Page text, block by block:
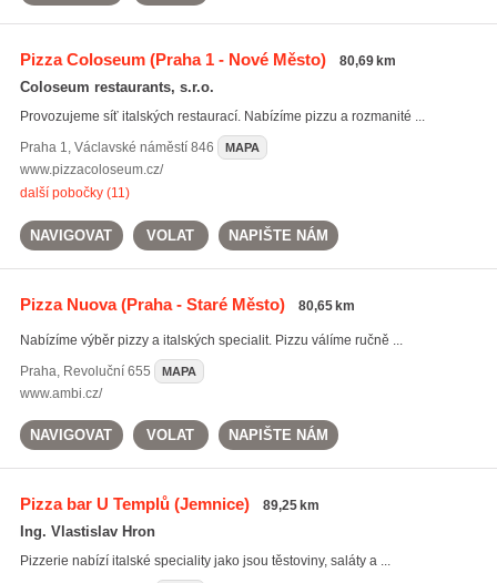
Pizza Coloseum(Praha 1 - Nové Město) 80,69 km
Coloseum restaurants, s.r.o.
Provozujeme síť italských restaurací. Nabízíme pizzu a rozmanité ...
Praha 1, Václavské náměstí 846 MAPA
www.pizzacoloseum.cz/
další pobočky (11)
NAVIGOVAT VOLAT NAPIŠTE NÁM
Pizza Nuova(Praha - Staré Město) 80,65 km
Nabízíme výběr pizzy a italských specialit. Pizzu válíme ručně ...
Praha, Revoluční 655 MAPA
www.ambi.cz/
NAVIGOVAT VOLAT NAPIŠTE NÁM
Pizza bar U Templů(Jemnice) 89,25 km
Ing. Vlastislav Hron
Pizzerie nabízí italské speciality jako jsou těstoviny, saláty a ...